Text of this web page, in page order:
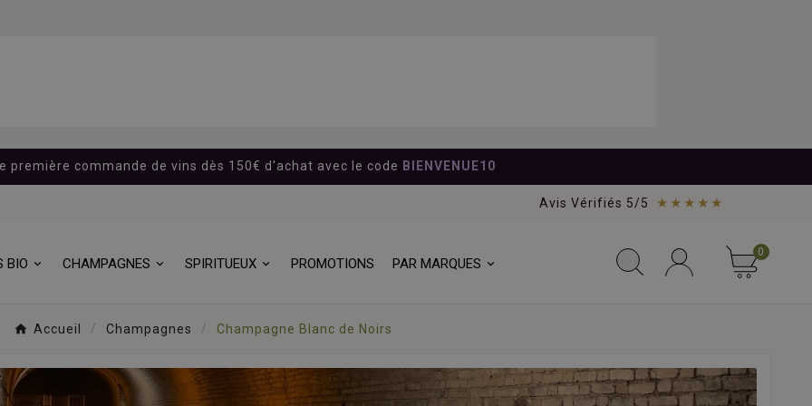
première commande de vins dès 150€ d'achat avec le code BIENVENUE10
Avis Vérifiés 5/5 ★★★★★
BIO CHAMPAGNES SPIRITUEUX PROMOTIONS PAR MARQUES
0
Accueil Champagnes Champagne Blanc de Noirs